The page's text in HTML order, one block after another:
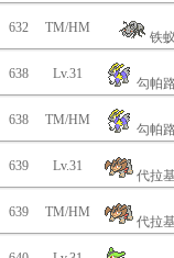
632 TM/HM
铁
638 Lv.31
勾帕
638 TM/HM
勾帕
639 Lv.31
代拉
639 TM/HM
代拉